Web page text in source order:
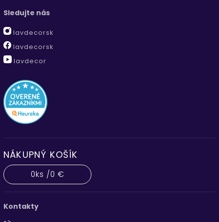
Sledujte nás
lavdecorsk
lavdecorsk
lavdecor
NÁKUPNÝ KOŠÍK
0ks /0 €
Kontakty